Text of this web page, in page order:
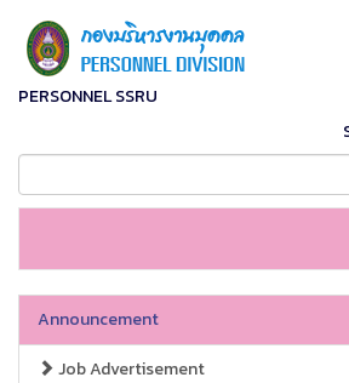
PERSONNEL SSRU
Announcement
Job Advertisement